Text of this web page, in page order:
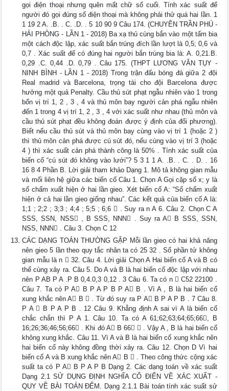
gọi điện thoại nhưng quên mất chữ số cuối. Tính xác suất để
người đó gọi đúng số điện thoại mà không phải thử quá hai lần. 1
1 19 2 A. .B. . C. .D. . 5 10 90 9 Câu 174. (CHUYÊN TRẦN PHÚ -
HẢI PHÒNG - LẦN 1 - 2018) Ba xạ thủ cùng bắn vào một tấm bia
một cách độc lập, xác suất bắn trúng đích lần lượt là 0,5; 0,6 và
0,7 . Xác suất để có đúng hai người bắn trúng bia là: A. 0,21.B.
0,29 .C. 0,44 .D. 0,79 . Câu 175. (THPT LƯƠNG VĂN TỤY -
NINH BÌNH - LẦN 1 - 2018) Trong trận đấu bóng đá giữa 2 đội
Real madrid và Barcelona, trọng tài cho đội Barcelona được
hưởng một quả Penalty. Cầu thủ sút phạt ngẫu nhiên vào 1 trong
bốn vị trí 1, 2 , 3 , 4 và thủ môn bay người cản phá ngẫu nhiên
đến 1 trong 4 vị trí 1, 2 , 3 , 4 với xác suất như nhau (thủ môn và
cầu thủ sút phạt đều không đoán được ý định của đối phương).
Biết nếu cầu thủ sút và thủ môn bay cùng vào vị trí 1 (hoặc 2 )
thì thủ môn cản phá được cú sút đó, nếu cùng vào vị trí 3 (hoặc
4 ) thì xác suất cản phá thành công là 50% . Tính xác suất của
biến cố “cú sút đó không vào lưới”? 5 3 1 1 A. .B. . C. . D. . 16
16 8 4 Phần B. Lời giải tham khảo Dạng 1. Mô tả không gian mẫu
và mối liên hệ giữa các biến cố Câu 1. Chọn A Gọi cặp số x; y là
số chấm xuất hiện ở hai lần gieo. Xét biến cố A: “Số chấm xuất
hiện ở cả hai lần gieo giống nhau”. Các kết quả của biến cố A là:
1;1 ; 2;2 ; 3;3 ; 4;4 ; 5;5 ; 6;6  . Suy ra n A 6. Câu 2. Chọn C A
SSS, SSN, NSS , B SSS, NNN . Suy ra A B SSS, SSN,
NSS, NNN . Câu 3. Chọn C 12
CÁC DẠNG TOÁN THƯỜNG GẶP Mỗi lần gieo có hai khả năng
nên gieo 5 lần theo quy tắc nhân ta có 25 32 . Số phần tử không
gian mẫu là n  32. Câu 4. Lời giải Chọn A Hai biến cố A và B có
thể cùng xảy ra. Câu 5. Do A và B là hai biến cố độc lập với nhau
nên P AB P A .P B 0,4.0,3 0,12 . 3 Câu 6. Ta có n  C52 22100 .
Câu 7. Ta có P A B P A P B P A B . Vì A , B là hai biến cố
xung khắc nên A B  . Từ đó suy ra P A B P A P B . 7 Câu 8.
P A  B P A P B . 12 Câu 9. Khẳng định A sai vì A là biến cố
chắc chắn thì P A 1. Câu 10. Ta có A 61;62;63;64;65;66, B
16;26;36;46;56;66 . Khi đó A B 66  . Vậy A , B là hai biến cố
không xung khắc. Câu 11. Vì A và B là hai biến cố xung khắc nên
hai biến cố này không đồng thời xảy ra. Câu 12. Chọn D Vì hai
biến cố A và B xung khắc nên A B  . Theo công thức cộng xác
suất ta có P A B P A P B Dạng 2. Các dạng toán về xác suất
Dạng 2.1 SỬ DỤNG ĐỊNH NGHĨA CỔ ĐIỂN VỀ XÁC XUẤT -
QUY VỀ BÀI TOÁN ĐẾM. Dạng 2.1.1 Bài toán tính xác suất sử